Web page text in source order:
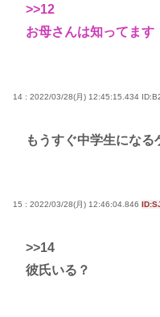
>>12
お母さんは知ってます
14 : 2022/03/28(月) 12:45:15.434
もうすぐ中学生になる
15 : 2022/03/28(月) 12:46:04.846
>>14
彼氏いる？